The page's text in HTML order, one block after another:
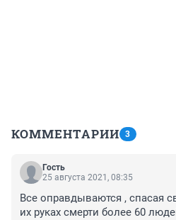
КОММЕНТАРИИ 3
Гость
25 августа 2021, 08:35
Все оправдываются , спасая
их руках смерти более 60